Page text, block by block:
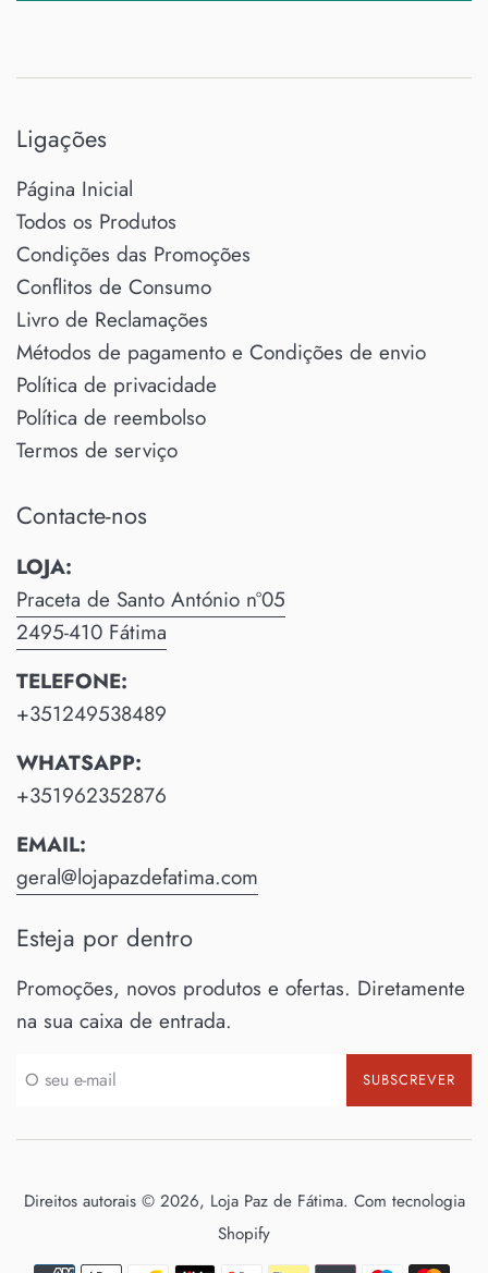
Ligações
Página Inicial
Todos os Produtos
Condições das Promoções
Conflitos de Consumo
Livro de Reclamações
Métodos de pagamento e Condições de envio
Política de privacidade
Política de reembolso
Termos de serviço
Contacte-nos
LOJA:
Praceta de Santo António nº05
2495-410 Fátima
TELEFONE:
+351249538489
WHATSAPP:
+351962352876
EMAIL:
geral@lojapazdefatima.com
Esteja por dentro
Promoções, novos produtos e ofertas. Diretamente
na sua caixa de entrada.
SUBSCREVER
Direitos autorais © 2026, Loja Paz de Fátima. Com tecnologia
Shopify